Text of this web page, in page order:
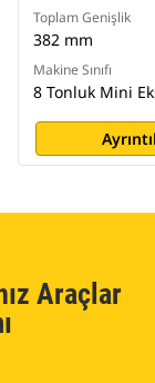
Toplam Genişlik
382 mm
Makine Sınıfı
8 Tonluk Mini
Araçlar